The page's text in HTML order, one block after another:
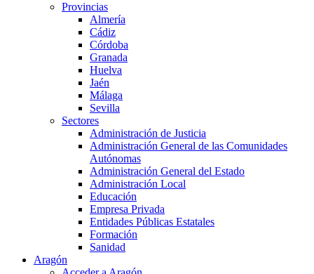
Provincias
Almería
Cádiz
Córdoba
Granada
Huelva
Jaén
Málaga
Sevilla
Sectores
Administración de Justicia
Administración General de las Comunidades
Autónomas
Administración General del Estado
Administración Local
Educación
Empresa Privada
Entidades Públicas Estatales
Formación
Sanidad
Aragón